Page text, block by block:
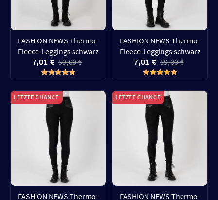
FASHION NEWS Thermo-
Fleece-Leggings schwarz
7,01 € 59,00 €
FASHION NEWS Thermo-
Fleece-Leggings schwarz
7,01 € 59,00 €
LETZTE CHANCE
FASHION NEWS Thermo-
LETZTE CHANCE
FASHION NEWS Thermo-